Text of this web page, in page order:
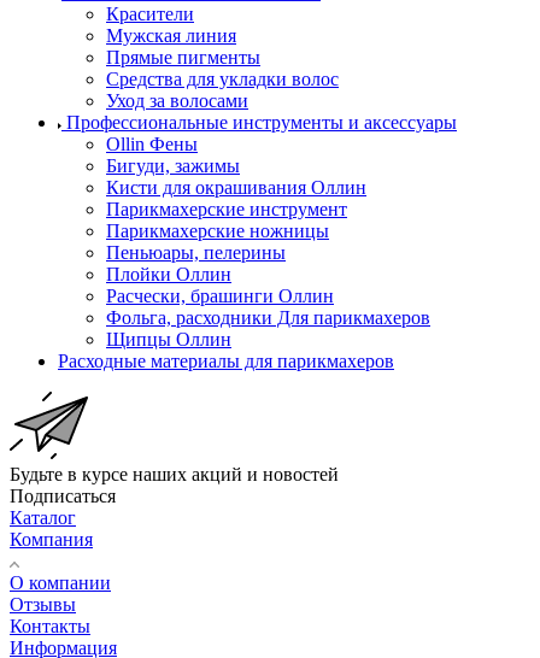
Красители
Мужская линия
Прямые пигменты
Средства для укладки волос
Уход за волосами
Профессиональные инструменты и аксессуары
Ollin Фены
Бигуди, зажимы
Кисти для окрашивания Оллин
Парикмахерские инструмент
Парикмахерские ножницы
Пеньюары, пелерины
Плойки Оллин
Расчески, брашинги Оллин
Фольга, расходники Для парикмахеров
Щипцы Оллин
Расходные материалы для парикмахеров
Будьте в курсе наших акций и новостей
Подписаться
Каталог
Компания
О компании
Отзывы
Контакты
Информация